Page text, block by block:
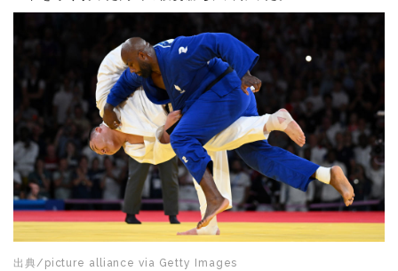
出典/picture alliance via Getty Images